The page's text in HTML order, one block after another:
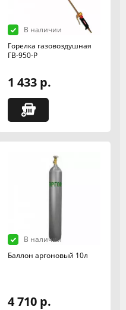
В наличии
Горелка газовоздушная
ГВ-950-Р
1 433 р.
В наличии
Баллон аргоновый 10л
4 710 р.